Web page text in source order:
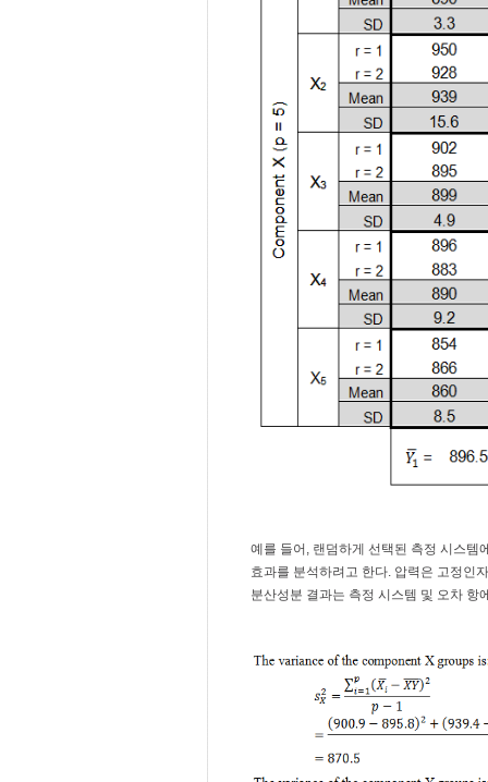
예를 들어, 랜덤하게 선택된 측정 시스템
효과를 분석하려고 한다. 압력은 고정인
분산성분 결과는 측정 시스템 및 오차 항